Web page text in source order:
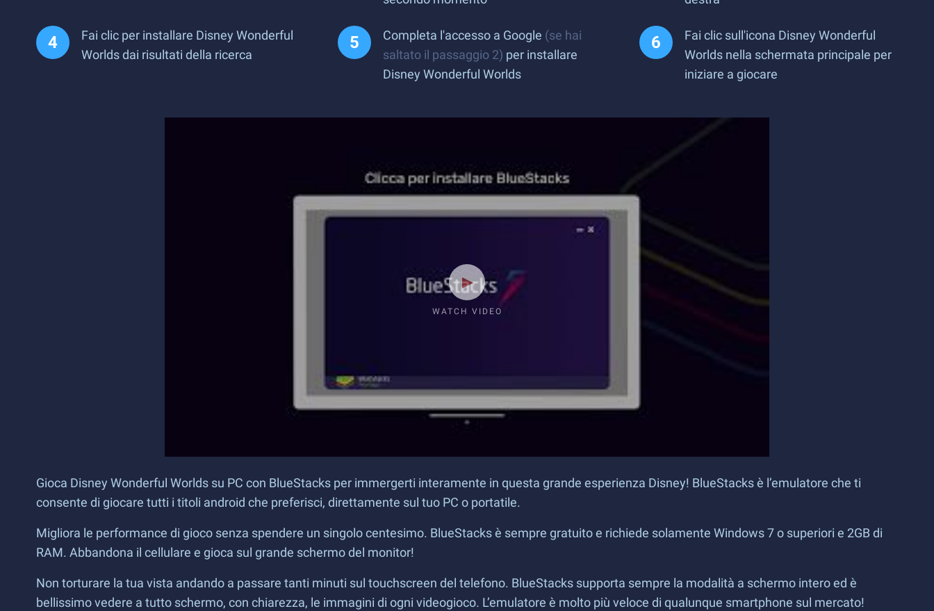
Fai clic per installare Disney Wonderful
Worlds dai risultati della ricerca
Completa l'accesso a Google (se hai
saltato il passaggio 2) per installare
Disney Wonderful Worlds
Fai clic sull'icona Disney Wonderful
Worlds nella schermata principale per
iniziare a giocare
WATCH VIDEO
Gioca Disney Wonderful Worlds su PC con BlueStacks per immergerti interamente in questa grande esperienza Disney! BlueStacks è l’emulatore che ti
consente di giocare tutti i titoli android che preferisci, direttamente sul tuo PC o portatile.
Migliora le performance di gioco senza spendere un singolo centesimo. BlueStacks è sempre gratuito e richiede solamente Windows 7 o superiori e 2GB di
RAM. Abbandona il cellulare e gioca sul grande schermo del monitor!
Non torturare la tua vista andando a passare tanti minuti sul touchscreen del telefono. BlueStacks supporta sempre la modalità a schermo intero ed è
bellissimo vedere a tutto schermo, con chiarezza, le immagini di ogni videogioco. L’emulatore è molto più veloce di qualunque smartphone sul mercato!